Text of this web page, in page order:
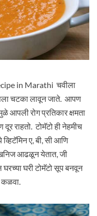
in Marathi चवीला
चटका लावून जाते. आपण
आपली रोग प्रतिकार क्षमता
राहतो. टोमॅटो ही नेहमीच
ए, बी, सी आणि
आढळून येतात, जी
घरी टोमॅटो सूप बनवून
कळवा.